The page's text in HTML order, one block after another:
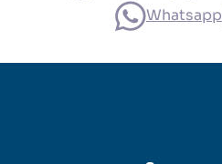
Whatsapp